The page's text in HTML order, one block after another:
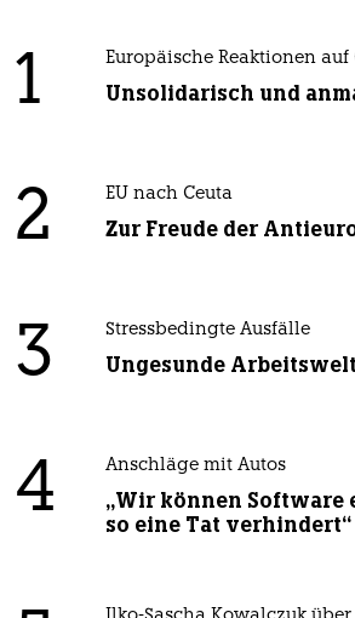
1 Europäische Reaktionen auf
Unsolidarisch und
2 EU nach Ceuta
Zur Freude der
3 Stressbedingte Ausfälle
Ungesunde Arbeitswelt
4 Anschläge mit Autos
„Wir können Software
so eine Tat verhindert“